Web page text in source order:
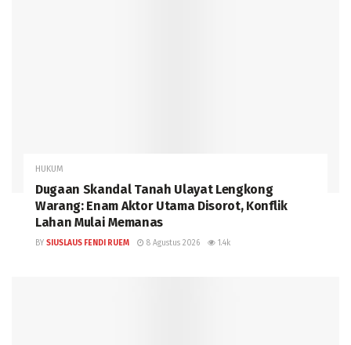
HUKUM
Dugaan Skandal Tanah Ulayat Lengkong
Warang: Enam Aktor Utama Disorot, Konflik
Lahan Mulai Memanas
BY SIUSLAUS FENDI RUEM 8 Agustus 2026 1.4k